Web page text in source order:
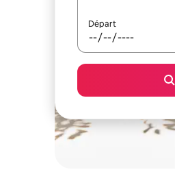
Départ